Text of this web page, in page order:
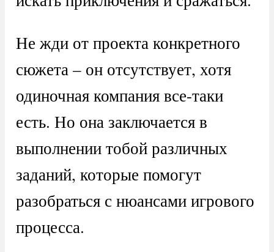
Не жди от проекта конкретного
сюжета – он отсутствует, хотя
одиночная компания все-таки
есть. Но она заключается в
выполнении тобой различных
заданий, которые помогут
разобраться с нюансами игрового
процесса.